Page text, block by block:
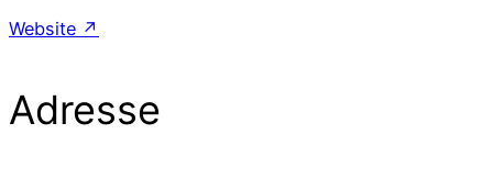
Website ↗
Adresse